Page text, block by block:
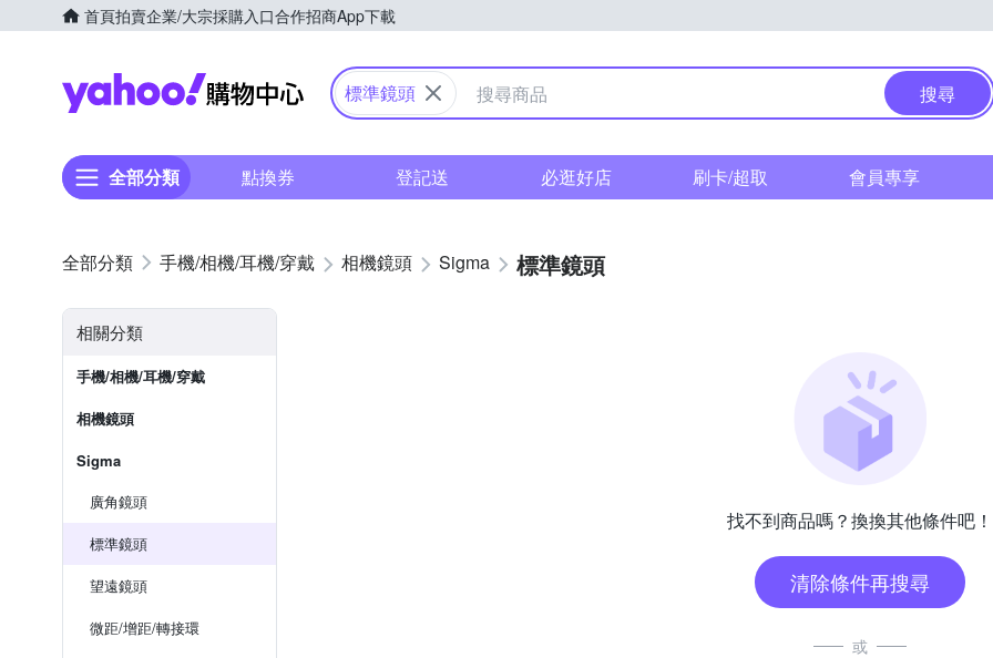
首頁拍賣企業/大宗採購入口合作招商App下載
Yahoo購物中心
標準鏡頭 搜尋
全部分類 點換券 登記送 必逛好店 刷卡/超取 會員專享
手機/相機/耳機/穿戴 相機鏡頭 Sigma 標準鏡頭
相關分類
手機/相機/耳機/穿戴
相機鏡頭
Sigma
廣角鏡頭
標準鏡頭
望遠鏡頭
微距/增距/轉接環
找不到商品嗎？換換其他條件吧！
清除條件再搜尋
或